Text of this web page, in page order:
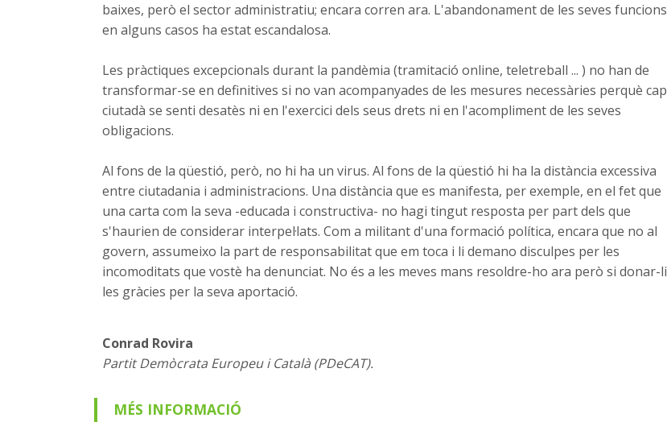
baixes, però el sector administratiu; encara corren ara. L'abandonament de les seves funcions
en alguns casos ha estat escandalosa.
Les pràctiques excepcionals durant la pandèmia (tramitació online, teletreball ... ) no han de
transformar-se en definitives si no van acompanyades de les mesures necessàries perquè cap
ciutadà se senti desatès ni en l'exercici dels seus drets ni en l'acompliment de les seves
obligacions.
Al fons de la qüestió, però, no hi ha un virus. Al fons de la qüestió hi ha la distància excessiva
entre ciutadania i administracions. Una distància que es manifesta, per exemple, en el fet que
una carta com la seva -educada i constructiva- no hagi tingut resposta per part dels que
s'haurien de considerar interpel·lats. Com a militant d'una formació política, encara que no al
govern, assumeixo la part de responsabilitat que em toca i li demano disculpes per les
incomoditats que vostè ha denunciat. No és a les meves mans resoldre-ho ara però si donar-li
les gràcies per la seva aportació.
Conrad Rovira
Partit Demòcrata Europeu i Català (PDeCAT).
MÉS INFORMACIÓ